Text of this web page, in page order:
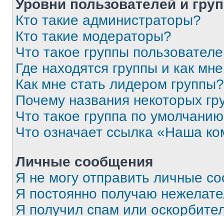
Уровни пользователей и
Кто такие администраторы?
Кто такие модераторы?
Что такое группы
Где находятся группы и как
Как мне стать лидером группы?
Почему названия некоторых
Что такое группа по
Что означает ссылка «Наша
Личные сообщения
Я не могу отправить личные
Я постоянно получаю
Я получил спам или